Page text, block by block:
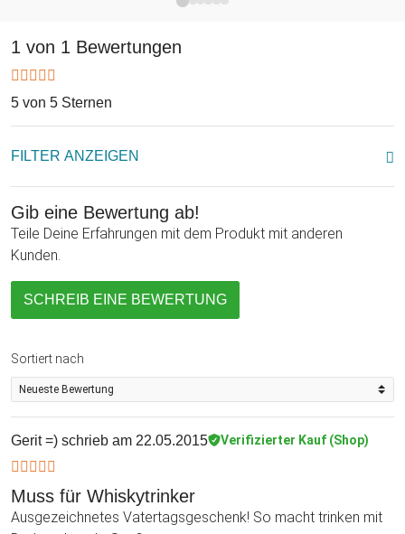
wie Vatertag oder einfach für den besten Papa
wenn er sich die bernsteinfarbene Köstlichkeit aus der
Karaffe einschenkt. Wohlsein!
1 von 1 Bewertungen
5 von 5 Sternen
FILTER ANZEIGEN
Gib eine Bewertung ab!
Teile Deine Erfahrungen mit dem Produkt mit anderen
Kunden.
SCHREIB EINE BEWERTUNG
Sortiert nach
Gerit =) schrieb am 22.05.2015 Verifizierter Kauf (Shop)
Muss für Whiskytrinker
Ausgezeichnetes Vatertagsgeschenk! So macht trinken mit